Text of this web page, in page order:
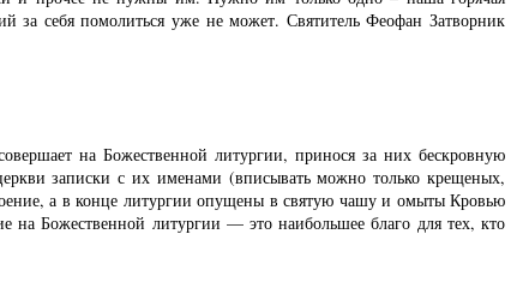
себя помолиться уже не может. Святитель Феофан Затворник
на Божественной литургии, принося за них бескровную
записки с их именами (вписывать можно только крещеных,
а в конце литургии опущены в святую чашу и омыты Кровью
Божественной литургии — это наибольшее благо для тех, кто